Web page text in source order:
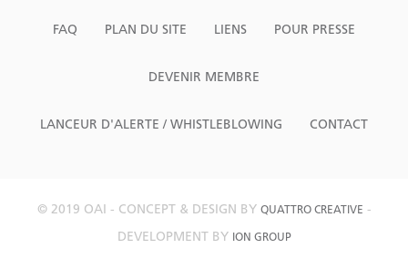
FAQ PLAN DU SITE LIENS POUR PRESSE
DEVENIR MEMBRE
LANCEUR D'ALERTE / WHISTLEBLOWING CONTACT
© 2019 OAI - CONCEPT & DESIGN BY QUATTRO CREATIVE -
DEVELOPMENT BY
ION GROUP